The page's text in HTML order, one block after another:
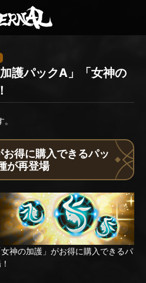
護パックA」「女神の
お得に購入できるパッ
が再登場
神の加護」がお得に購入できるパ